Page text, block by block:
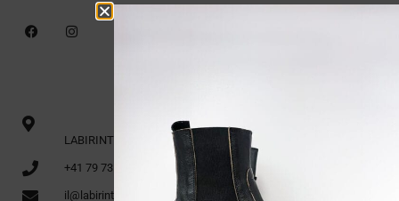
LABIRINTO 1. Stock via Cittadella 16 CH-6600 Locarno
+41 79 735 91 70
il@labirinto.ch